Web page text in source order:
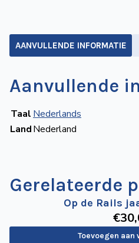
AANVULLENDE INFORMATIE
Aanvullende
Taal Nederlands
LandNederland
Gerelateerde
Op de Rails
€30
Toevoegen aan